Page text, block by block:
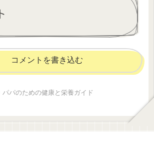
コメントを書き込む
パパのための健康と栄養ガイド